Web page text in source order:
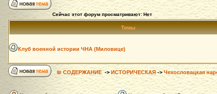
Сейчас этот форум просматривают: Нет
Темы
Клуб военной истории ЧНА (Миловице)
₪ СОДЕРЖАНИЕ-> ИСТОРИЧЕСКАЯ->Чехословацкая